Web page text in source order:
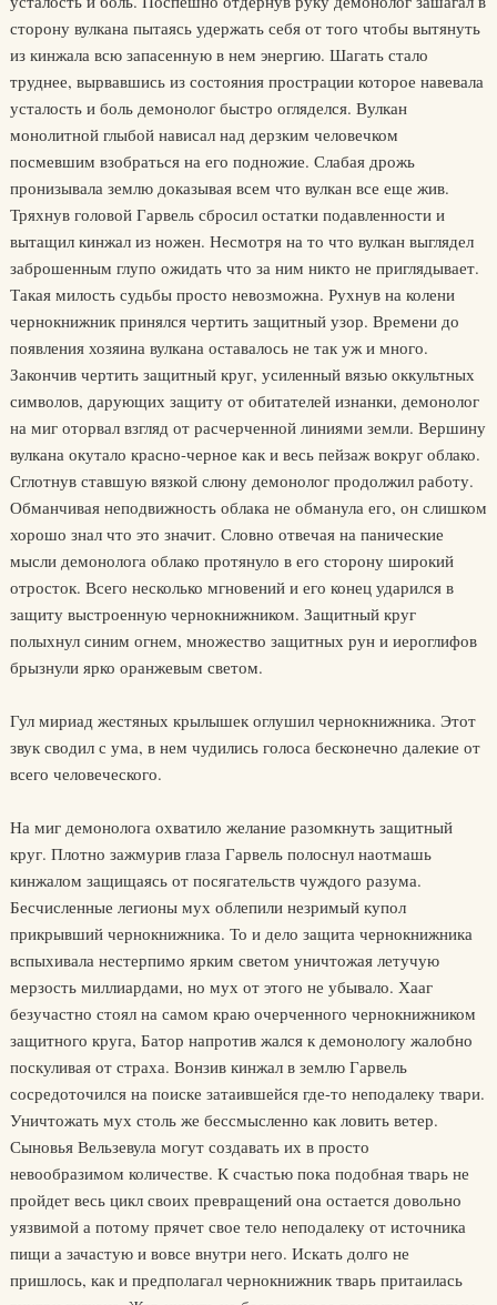
сторону вулкана пытаясь удержать себя от того чтобы вытянуть
из кинжала всю запасенную в нем энергию. Шагать стало
труднее, вырвавшись из состояния прострации которое навевала
усталость и боль демонолог быстро огляделся. Вулкан
монолитной глыбой нависал над дерзким человечком
посмевшим взобраться на его подножие. Слабая дрожь
пронизывала землю доказывая всем что вулкан все еще жив.
Тряхнув головой Гарвель сбросил остатки подавленности и
вытащил кинжал из ножен. Несмотря на то что вулкан выглядел
заброшенным глупо ожидать что за ним никто не приглядывает.
Такая милость судьбы просто невозможна. Рухнув на колени
чернокнижник принялся чертить защитный узор. Времени до
появления хозяина вулкана оставалось не так уж и много.
Закончив чертить защитный круг, усиленный вязью оккультных
символов, дарующих защиту от обитателей изнанки, демонолог
на миг оторвал взгляд от расчерченной линиями земли. Вершину
вулкана окутало красно-черное как и весь пейзаж вокруг облако.
Сглотнув ставшую вязкой слюну демонолог продолжил работу.
Обманчивая неподвижность облака не обманула его, он слишком
хорошо знал что это значит. Словно отвечая на панические
мысли демонолога облако протянуло в его сторону широкий
отросток. Всего несколько мгновений и его конец ударился в
защиту выстроенную чернокнижником. Защитный круг
полыхнул синим огнем, множество защитных рун и иероглифов
брызнули ярко оранжевым светом.
Гул мириад жестяных крылышек оглушил чернокнижника. Этот
звук сводил с ума, в нем чудились голоса бесконечно далекие от
всего человеческого.
На миг демонолога охватило желание разомкнуть защитный
круг. Плотно зажмурив глаза Гарвель полоснул наотмашь
кинжалом защищаясь от посягательств чуждого разума.
Бесчисленные легионы мух облепили незримый купол
прикрывший чернокнижника. То и дело защита чернокнижника
вспыхивала нестерпимо ярким светом уничтожая летучую
мерзость миллиардами, но мух от этого не убывало. Хааг
безучастно стоял на самом краю очерченного чернокнижником
защитного круга, Батор напротив жался к демонологу жалобно
поскуливая от страха. Вонзив кинжал в землю Гарвель
сосредоточился на поиске затаившейся где-то неподалеку твари.
Уничтожать мух столь же бессмысленно как ловить ветер.
Сыновья Вельзевула могут создавать их в просто
невообразимом количестве. К счастью пока подобная тварь не
пройдет весь цикл своих превращений она остается довольно
уязвимой а потому прячет свое тело неподалеку от источника
пищи а зачастую и вовсе внутри него. Искать долго не
пришлось, как и предполагал чернокнижник тварь притаилась